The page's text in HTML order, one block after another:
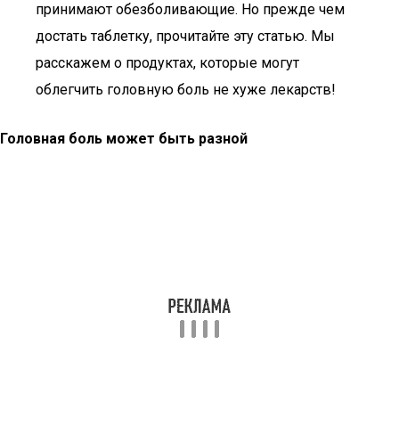
принимают обезболивающие. Но прежде чем
достать таблетку, прочитайте эту статью. Мы
расскажем о продуктах, которые могут
облегчить головную боль не хуже лекарств!
Головная боль может быть разной